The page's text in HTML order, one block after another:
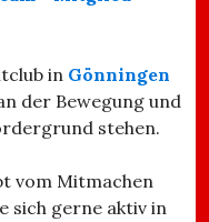
in Gönningen
der Bewegung und
stehen.
vom Mitmachen
sich gerne aktiv in